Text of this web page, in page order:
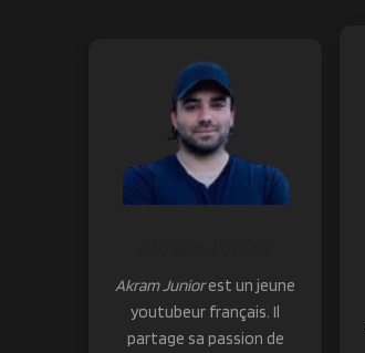
Akram Juniorest un jeune
youtubeur français. Il
partage sa passion de